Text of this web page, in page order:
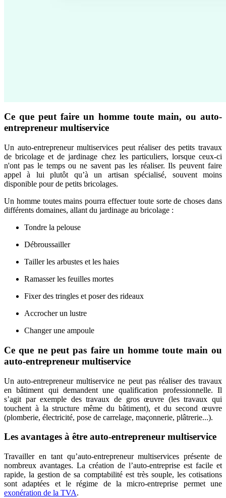
Ce que peut faire un homme toute main, ou auto-
entrepreneur multiservice
Un auto-entrepreneur multiservices peut réaliser des petits travaux
de bricolage et de jardinage chez les particuliers, lorsque ceux-ci
n'ont pas le temps ou ne savent pas les réaliser. Ils peuvent faire
appel à lui plutôt qu’à un artisan spécialisé, souvent moins
disponible pour de petits bricolages.
Un homme toutes mains pourra effectuer toute sorte de choses dans
différents domaines, allant du jardinage au bricolage :
Tondre la pelouse
Débroussailler
Tailler les arbustes et les haies
Ramasser les feuilles mortes
Fixer des tringles et poser des rideaux
Accrocher un lustre
Changer une ampoule
Ce que ne peut pas faire un homme toute main ou
auto-entrepreneur multiservice
Un auto-entrepreneur multiservice ne peut pas réaliser des travaux
en bâtiment qui demandent une qualification professionnelle. Il
s’agit par exemple des travaux de gros œuvre (les travaux qui
touchent à la structure même du bâtiment), et du second œuvre
(plomberie, électricité, pose de carrelage, maçonnerie, plâtrerie...).
Les avantages à être auto-entrepreneur multiservice
Travailler en tant qu’auto-entrepreneur multiservices présente de
nombreux avantages. La création de l’auto-entreprise est facile et
rapide, la gestion de sa comptabilité est très souple, les cotisations
sont adaptées et le régime de la micro-entreprise permet une
exonération de la TVA.